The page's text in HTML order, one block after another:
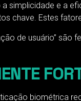
simplicidade e a
chave. Estes
de usuário”
biométrica